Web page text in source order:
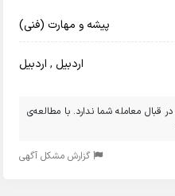
پیشه و مهارت (فنی)
اردبیل , اردبیل
معامله شما ندارد. با مطالعه‌ی
گزارش مشکل آگهی